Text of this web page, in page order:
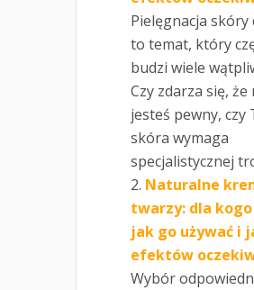
Pielęgnacja skóry
to temat, który
budzi wiele
Czy zdarza się, że
jesteś pewny, czy
skóra wymaga
specjalistycznej
Naturalne
twarzy: dla
jak go używać i
efektów
Wybór